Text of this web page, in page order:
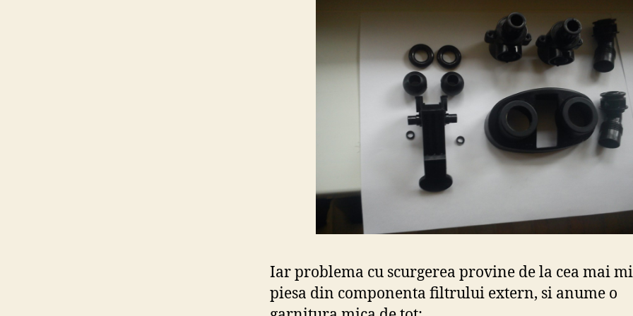
Iar problema cu scurgerea provine de la cea mai
piesa din componenta filtrului extern, si anume o